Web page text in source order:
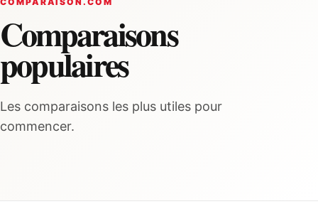
Comparaisons
populaires
Les comparaisons les plus utiles pour
commencer.